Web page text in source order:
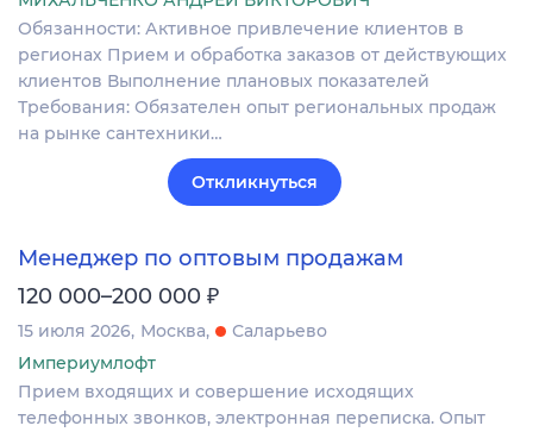
Обязанности: Активное привлечение клиентов в
регионах Прием и обработка заказов от действующих
клиентов Выполнение плановых показателей
Требования: Обязателен опыт региональных продаж
на рынке сантехники…
Откликнуться
Менеджер по оптовым продажам
120 000–200 000 ₽
15 июля 2026 Москва
Саларьево
Империумлофт
Прием входящих и совершение исходящих
телефонных звонков, электронная переписка. Опыт